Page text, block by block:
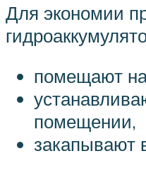
Для экономии
помещают
помещении,
закапывают